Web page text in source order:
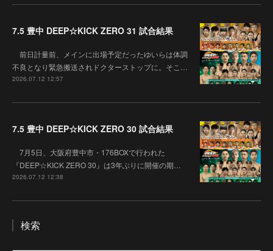
7.5 豊中 DEEP☆KICK ZERO 31 試合結果
前日計量前、メインに出場予定だったゆいらは体調
不良となり緊急搬送されドクターストップに。そこ…
2026.07.12 12:57
7.5 豊中 DEEP☆KICK ZERO 30 試合結果
7月5日、大阪府豊中市・176BOXで行われた
『DEEP☆KICK ZERO 30』は3年ぶりに開催の期…
2026.07.12 12:38
検索